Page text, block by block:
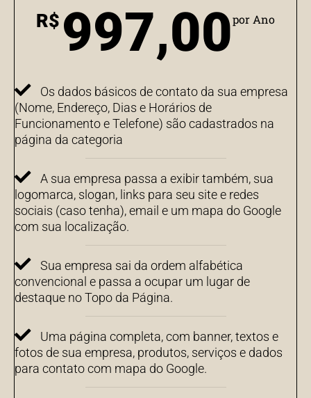
R$ 997,00por Ano
Os dados básicos de contato da sua empresa
(Nome, Endereço, Dias e Horários de
Funcionamento e Telefone) são cadastrados na
página da categoria
A sua empresa passa a exibir também, sua
logomarca, slogan, links para seu site e redes
sociais (caso tenha), email e um mapa do Google
com sua localização.
Sua empresa sai da ordem alfabética
convencional e passa a ocupar um lugar de
destaque no Topo da Página.
Uma página completa, com banner, textos e
fotos de sua empresa, produtos, serviços e dados
para contato com mapa do Google.